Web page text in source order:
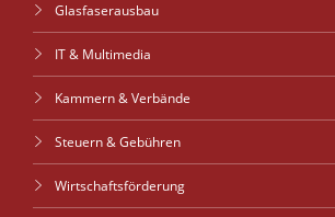
Glasfaserausbau
IT & Multimedia
Kammern & Verbände
Steuern & Gebühren
Wirtschaftsförderung